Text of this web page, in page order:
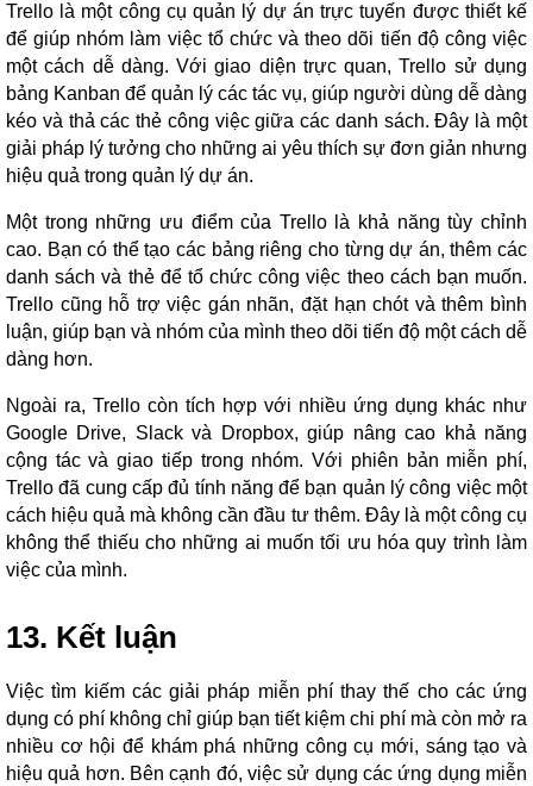
Trello là một công cụ quản lý dự án trực tuyến được thiết kế
để giúp nhóm làm việc tổ chức và theo dõi tiến độ công việc
một cách dễ dàng. Với giao diện trực quan, Trello sử dụng
bảng Kanban để quản lý các tác vụ, giúp người dùng dễ dàng
kéo và thả các thẻ công việc giữa các danh sách. Đây là một
giải pháp lý tưởng cho những ai yêu thích sự đơn giản nhưng
hiệu quả trong quản lý dự án.
Một trong những ưu điểm của Trello là khả năng tùy chỉnh
cao. Bạn có thể tạo các bảng riêng cho từng dự án, thêm các
danh sách và thẻ để tổ chức công việc theo cách bạn muốn.
Trello cũng hỗ trợ việc gán nhãn, đặt hạn chót và thêm bình
luận, giúp bạn và nhóm của mình theo dõi tiến độ một cách dễ
dàng hơn.
Ngoài ra, Trello còn tích hợp với nhiều ứng dụng khác như
Google Drive, Slack và Dropbox, giúp nâng cao khả năng
cộng tác và giao tiếp trong nhóm. Với phiên bản miễn phí,
Trello đã cung cấp đủ tính năng để bạn quản lý công việc một
cách hiệu quả mà không cần đầu tư thêm. Đây là một công cụ
không thể thiếu cho những ai muốn tối ưu hóa quy trình làm
việc của mình.
13. Kết luận
Việc tìm kiếm các giải pháp miễn phí thay thế cho các ứng
dụng có phí không chỉ giúp bạn tiết kiệm chi phí mà còn mở ra
nhiều cơ hội để khám phá những công cụ mới, sáng tạo và
hiệu quả hơn. Bên cạnh đó, việc sử dụng các ứng dụng miễn